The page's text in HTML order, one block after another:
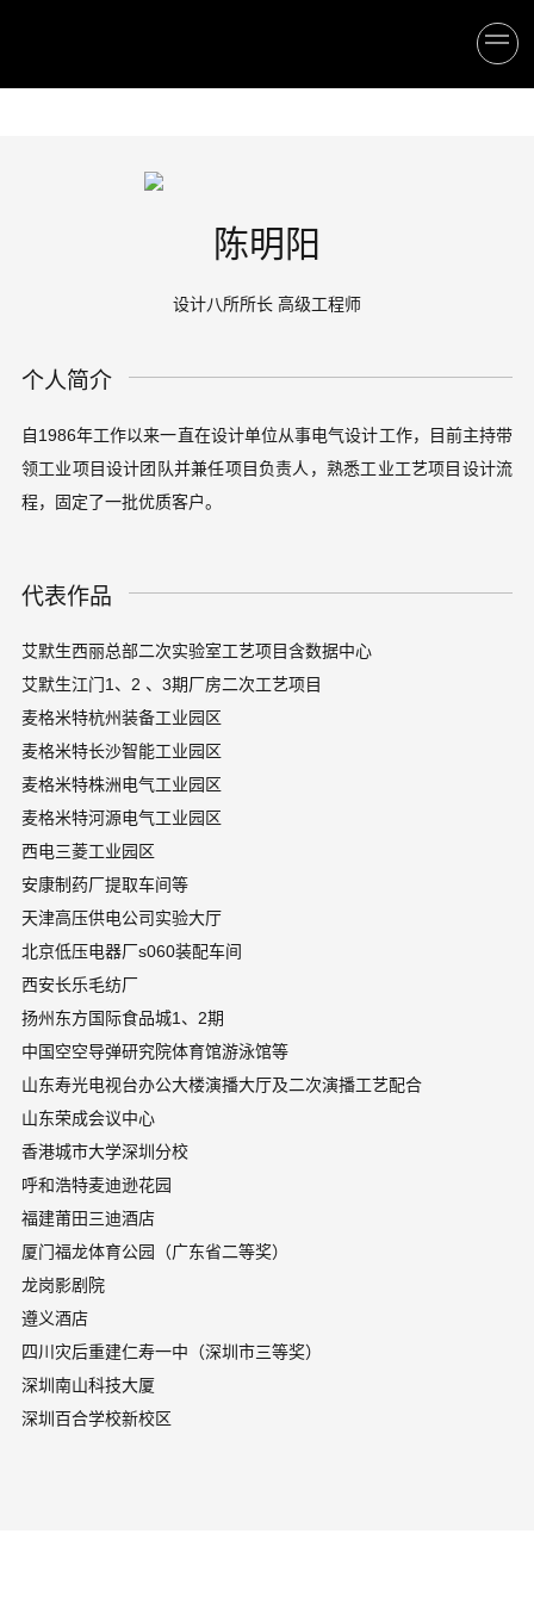
陈明阳
设计八所所长 高级工程师
个人简介
自1986年工作以来一直在设计单位从事电气设计工作，目前主持带
领工业项目设计团队并兼任项目负责人，熟悉工业工艺项目设计流
程，固定了一批优质客户。
代表作品
艾默生西丽总部二次实验室工艺项目含数据中心
艾默生江门1、2 、3期厂房二次工艺项目
麦格米特杭州装备工业园区
麦格米特长沙智能工业园区
麦格米特株洲电气工业园区
麦格米特河源电气工业园区
西电三菱工业园区
安康制药厂提取车间等
天津高压供电公司实验大厅
北京低压电器厂s060装配车间
西安长乐毛纺厂
扬州东方国际食品城1、2期
中国空空导弹研究院体育馆游泳馆等
山东寿光电视台办公大楼演播大厅及二次演播工艺配合
山东荣成会议中心
香港城市大学深圳分校
呼和浩特麦迪逊花园
福建莆田三迪酒店
厦门福龙体育公园（广东省二等奖）
龙岗影剧院
遵义酒店
四川灾后重建仁寿一中（深圳市三等奖）
深圳南山科技大厦
深圳百合学校新校区